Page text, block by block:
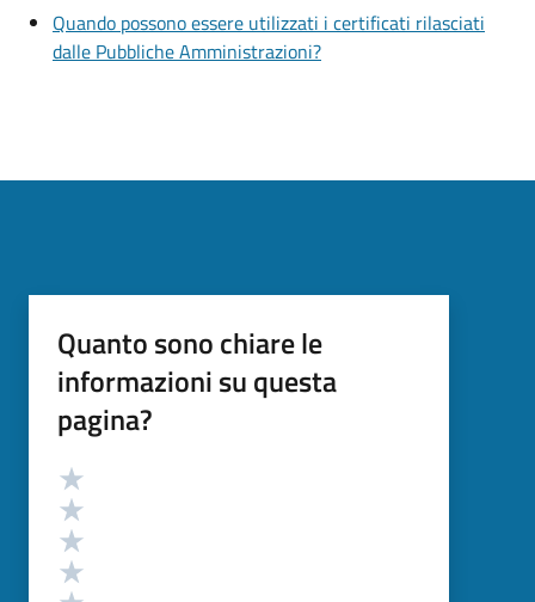
Quando possono essere utilizzati i certificati rilasciati
dalle Pubbliche Amministrazioni?
Quanto sono chiare le
informazioni su questa
pagina?
Valutazione